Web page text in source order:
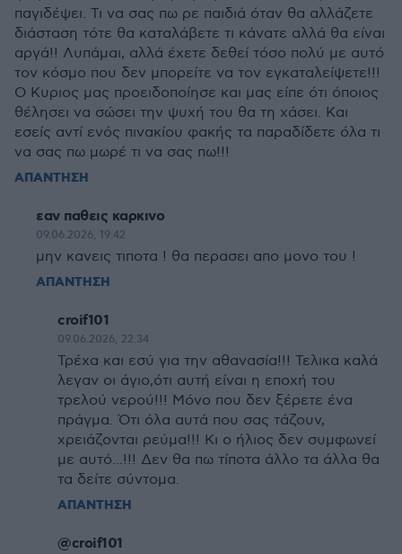
παγιδέψει. Τι να σας πω ρε παιδιά όταν θα αλλάζετε
διάσταση τότε θα καταλάβετε τι κάνατε αλλά θα είναι
αργά!! Λυπάμαι, αλλά έχετε δεθεί τόσο πολύ με αυτό
τον κόσμο που δεν μπορείτε να τον εγκαταλείψετε!!!
Ο Κυριος μας προειδοποίησε και μας είπε ότι όποιος
θέλησει να σώσει την ψυχή του θα τη χάσει. Και
εσείς αντί ενός πινακίου φακής τα παραδίδετε όλα τι
να σας πω μωρέ τι να σας πω!!!
ΑΠΑΝΤΗΣΗ
εαν παθεις καρκινο
09.06.2026, 19:42
μην κανεις τιποτα ! θα περασει απο μονο του !
ΑΠΑΝΤΗΣΗ
croif101
09.06.2026, 22:34
Τρέχα και εσύ για την αθανασία!!! Τελικα καλά
λεγαν οι άγιο,ότι αυτή είναι η εποχή του
τρελού νερού!!! Μόνο που δεν ξέρετε ένα
πράγμα. Ότι όλα αυτά που σας τάζουν,
χρειάζονται ρεύμα!!! Κι ο ήλιος δεν συμφωνεί
με αυτό...!!! Δεν θα πω τίποτα άλλο τα άλλα θα
τα δείτε σύντομα.
ΑΠΑΝΤΗΣΗ
@croif101